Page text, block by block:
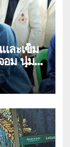
ละเข็ม
เมือง